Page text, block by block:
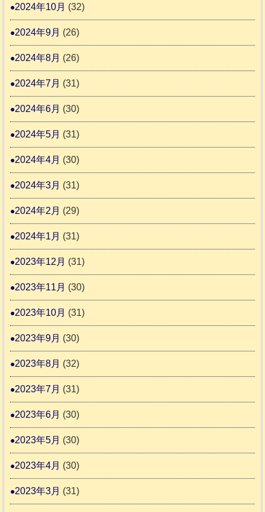
2024年10月 (32)
2024年9月 (26)
2024年8月 (26)
2024年7月 (31)
2024年6月 (30)
2024年5月 (31)
2024年4月 (30)
2024年3月 (31)
2024年2月 (29)
2024年1月 (31)
2023年12月 (31)
2023年11月 (30)
2023年10月 (31)
2023年9月 (30)
2023年8月 (32)
2023年7月 (31)
2023年6月 (30)
2023年5月 (30)
2023年4月 (30)
2023年3月 (31)